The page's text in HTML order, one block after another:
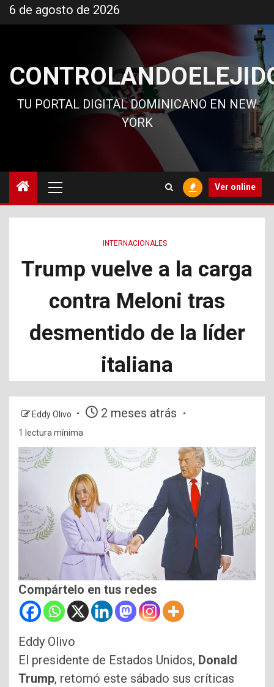
al
6 de agosto de 2026
TU PORTAL DIGITAL DOMINICANO EN NEW
YORK
principal
Ver online
INTERNACIONALES
Trump vuelve a la carga
contra Meloni tras
desmentido de la líder
italiana
Eddy Olivo 2 meses atrás
1 lectura mínima
Compártelo en tus redes
Eddy Olivo
El presidente de Estados Unidos, Donald
Trump, retomó este sábado sus críticas